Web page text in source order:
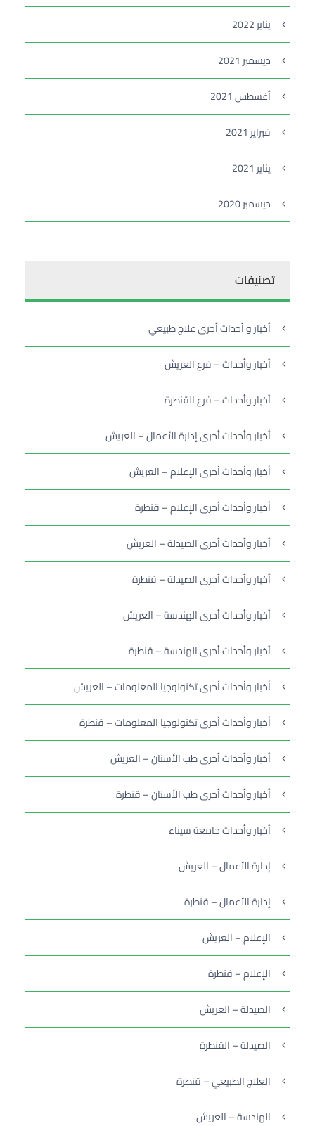
يناير 2022
ديسمبر 2021
أغسطس 2021
فبراير 2021
يناير 2021
ديسمبر 2020
تصنيفات
أخبار و أحداث أخرى علاج طبيعي
أخبار وأحداث – فرع العريش
أخبار وأحداث – فرع القنطرة
أخبار وأحداث أخرى إدارة الأعمال – العريش
أخبار وأحداث أخرى الإعلام – العريش
أخبار وأحداث أخرى الإعلام – قنطرة
أخبار وأحداث أخرى الصيدلة – العريش
أخبار وأحداث أخرى الصيدلة – قنطرة
أخبار وأحداث أخرى الهندسة – العريش
أخبار وأحداث أخرى الهندسة – قنطرة
أخبار وأحداث أخرى تكنولوجيا المعلومات – العريش
أخبار وأحداث أخرى تكنولوجيا المعلومات – قنطرة
أخبار وأحداث أخرى طب الأسنان – العريش
أخبار وأحداث أخرى طب الأسنان – قنطرة
أخبار وأحداث جامعة سيناء
إدارة الأعمال – العريش
إدارة الأعمال – قنطرة
الإعلام – العريش
الإعلام – قنطرة
الصيدلة – العريش
الصيدلة – القنطرة
العلاج الطبيعي – قنطرة
الهندسة – العريش